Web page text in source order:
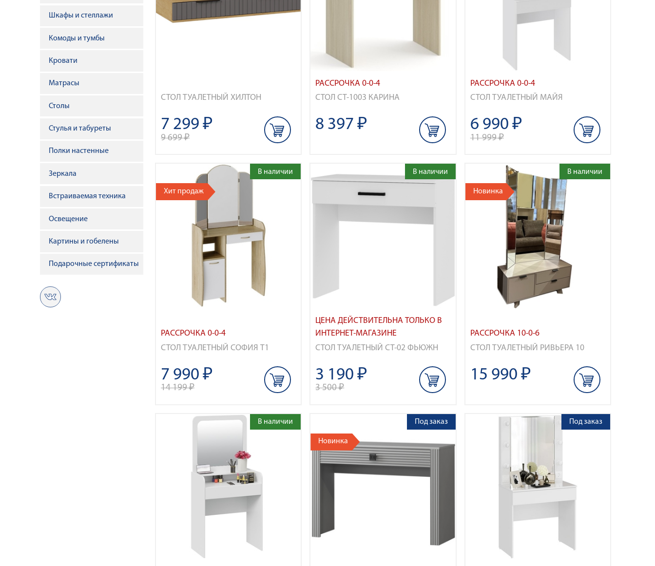
СТОЛ ТУАЛЕТНЫЙ ХИЛТОН
7 299 ₽
9 699 ₽
РАССРОЧКА 0-0-4
СТОЛ СТ-1003 КАРИНА
8 397 ₽
РАССРОЧКА 0-0-4
СТОЛ ТУАЛЕТНЫЙ МАЙЯ
6 990 ₽
11 999 ₽
РАССРОЧКА 0-0-4
СТОЛ ТУАЛЕТНЫЙ СОФИЯ Т1
Хит продаж
В наличии
7 990 ₽
14 199 ₽
ЦЕНА ДЕЙСТВИТЕЛЬНА ТОЛЬКО В
ИНТЕРНЕТ-МАГАЗИНЕ
СТОЛ ТУАЛЕТНЫЙ СТ-02 ФЬЮЖН
В наличии
3 190 ₽
3 500 ₽
РАССРОЧКА 10-0-6
СТОЛ ТУАЛЕТНЫЙ РИВЬЕРА 10
Новинка
В наличии
15 990 ₽
В наличии
Новинка
Под заказ Под заказ
Шкафы и стеллажи
Комоды и тумбы
Кровати
Матрасы
Столы
Стулья и табуреты
Полки настенные
Зеркала
Встраиваемая техника
Освещение
Картины и гобелены
Подарочные сертификаты